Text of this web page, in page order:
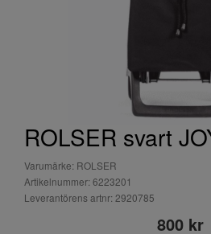
ROLSER svart
Varumärke: ROLSER
Artikelnummer: 6223201
Leverantörens artnr: 2920785
800 kr